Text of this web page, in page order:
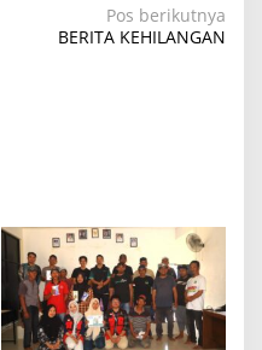
Pos berikutnya
BERITA KEHILANGAN